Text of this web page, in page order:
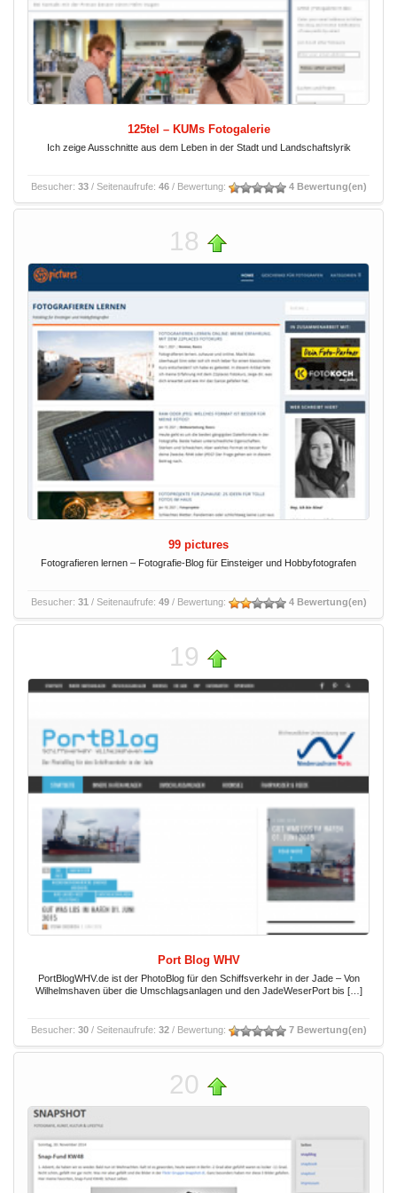
125tel – KUMs Fotogalerie
Ich zeige Ausschnitte aus dem Leben in der Stadt und Landschaftslyrik
Besucher: 33/ Seitenaufrufe: 46/ Bewertung: 4 Bewertung(en)
18
99 pictures
Fotografieren lernen – Fotografie-Blog für Einsteiger und Hobbyfotografen
Besucher: 31 / Seitenaufrufe: 49/ Bewertung: 4 Bewertung(en)
19
Port Blog WHV
PortBlogWHV.de ist der PhotoBlog für den Schiffsverkehr in der Jade – Von
Wilhelmshaven über die Umschlagsanlagen und den JadeWeserPort bis […]
Besucher: 30/ Seitenaufrufe: 32/ Bewertung: 7 Bewertung(en)
20